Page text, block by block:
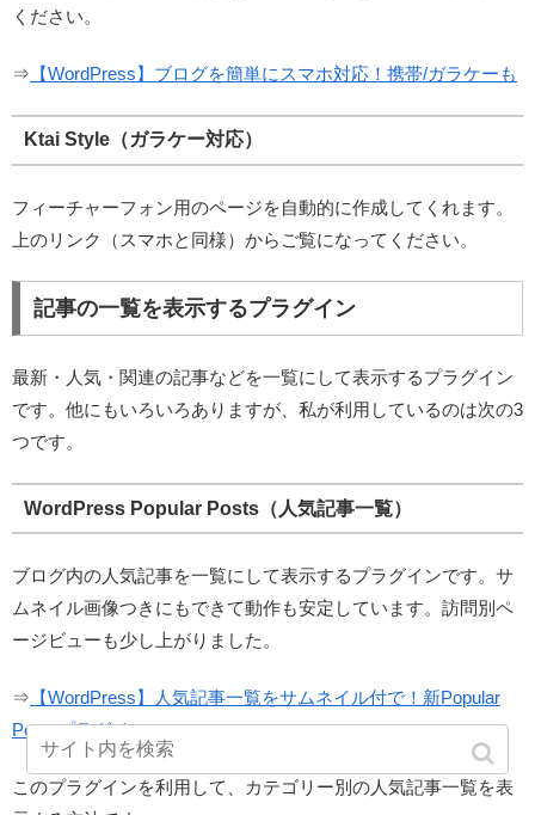
ください。
⇒ 【WordPress】ブログを簡単にスマホ対応！携帯/ガラケーも
Ktai Style（ガラケー対応）
フィーチャーフォン用のページを自動的に作成してくれます。
上のリンク（スマホと同様）からご覧になってください。
記事の一覧を表示するプラグイン
最新・人気・関連の記事などを一覧にして表示するプラグイン
です。他にもいろいろありますが、私が利用しているのは次の3
つです。
WordPress Popular Posts（人気記事一覧）
ブログ内の人気記事を一覧にして表示するプラグインです。サ
ムネイル画像つきにもできて動作も安定しています。訪問別ペ
ージビューも少し上がりました。
⇒ 【WordPress】人気記事一覧をサムネイル付で！新Popular
Postsプラグイン
このプラグインを利用して、カテゴリー別の人気記事一覧を表